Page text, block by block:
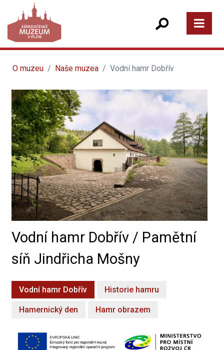
O muzeu Naše muzea Vodní hamr Dobřív
Vodní hamr Dobřív / Pamětní
síň Jindřicha Mošny
Vodní hamr Dobřív Historie hamru
Hamernický den Hamr obrazem